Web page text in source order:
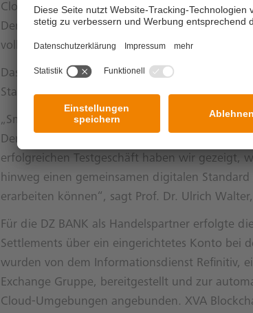
Cloud-Umgebungen der beiden
Derivats wurden so einheitlich digitalisiert und
vollautomatisiert ausgeführt.
Das Projekt steht für weitere Partner offen, um
Standard und freie Infrastruktur für digitale
„Smart Contracts als selbstausführende und
Derivategeschäft in der Abwicklung einfacher,
erfolgreichen Testgeschäft haben wir gezeigt,
hinweg einen gemeinsamen digitalen
erarbeiten können“, sagt Prof. Dr. Ulrich
Für die DZ BANK als Handelspartner erfolgte
Settlements über ein eingerichtetes Konto bei
wurden von dem Informationsdienst Refinitiv,
Exchange Gruppe, bereitgestellt und zur
Cloud-Umgebungen angebunden. XVA